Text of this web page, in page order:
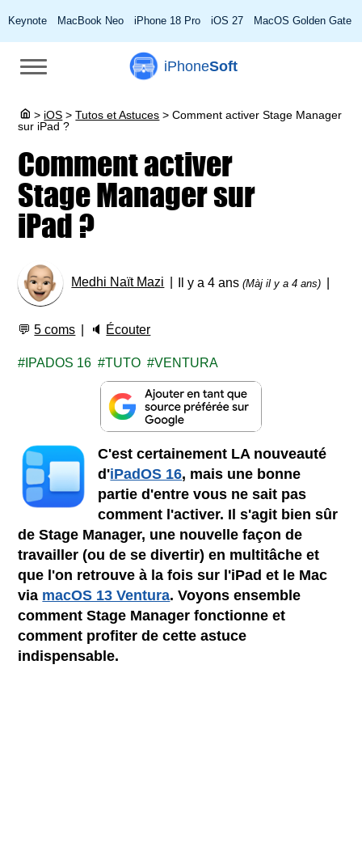
Keynote MacBook Neo iPhone 18 Pro iOS 27 MacOS Golden Gate
iPhoneSoft
> iOS > Tutos et Astuces > Comment activer Stage Manager
sur iPad ?
Comment activer
Stage Manager sur
iPad ?
Medhi Naït Mazi Il y a 4 ans(Màj il y a 4 ans)
💬5 coms 🔈 Écouter
IPADOS 16 TUTO VENTURA
C'est certainement LA nouveauté
d'iPadOS 16, mais une bonne
partie d'entre vous ne sait pas
comment l'activer. Il s'agit bien sûr
de Stage Manager, une nouvelle façon de
travailler (ou de se divertir) en multitâche et
que l'on retrouve à la fois sur l'iPad et le Mac
via macOS 13 Ventura. Voyons ensemble
comment Stage Manager fonctionne et
comment profiter de cette astuce
indispensable.